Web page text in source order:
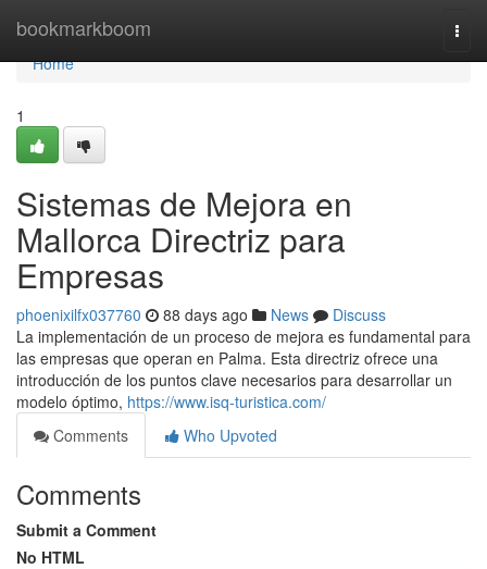
bookmarkboom
Home
Home
1
Sistemas de Mejora en
Mallorca Directriz para
Empresas
phoenixilfx037760 88 days ago News
Discuss
La implementación de un proceso de mejora es fundamental para
las empresas que operan en Palma. Esta directriz ofrece una
introducción de los puntos clave necesarios para desarrollar un
modelo óptimo, https://www.isq-turistica.com/
Comments
Who Upvoted
Comments
Submit a Comment
No HTML